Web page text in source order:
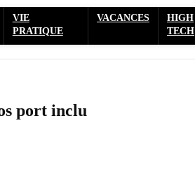
VIE
PRATIQUE
VACANCES
HIGH
TECH
port inclu